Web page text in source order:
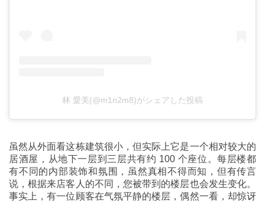
林 愛美(@m1n2m8)がシェアした投稿
虽然从外面看这栋建筑很小，但实际上它是一个相对较大的
居酒屋，从地下一层到三层共有约 100 个座位。每层楼都
有不同的内部装饰和氛围，虽然真相不得而知，但有传言
说，根据来店客人的不同，您被带到的楼层也会发生变化。
事实上，有一位顾客在气氛平静的楼层，偶然一看，却惊讶